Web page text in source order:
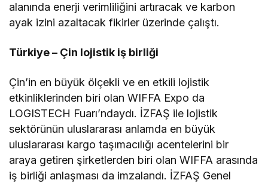
alanında enerji verimliliğini artıracak ve karbon
ayak izini azaltacak fikirler üzerinde çalıştı.
Türkiye – Çin lojistik iş birliği
Çin’in en büyük ölçekli ve en etkili lojistik
etkinliklerinden biri olan WIFFA Expo da
LOGISTECH Fuarı’ndaydı. İZFAŞ ile lojistik
sektörünün uluslararası anlamda en büyük
uluslararası kargo taşımacılığı acentelerini bir
araya getiren şirketlerden biri olan WIFFA arasında
iş birliği anlaşması da imzalandı. İZFAŞ Genel